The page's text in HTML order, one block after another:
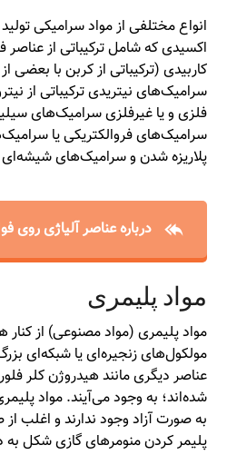
انواع مختلفی از مواد سرامیکی
اکسیدی که شامل ترکیباتی از
کاربیدی (ترکیباتی از کربن با بعضی
سرامیک‌های نیتریدی ترکیباتی از
فلزی و یا غیرفلزی سرامیک‌های
سرامیک‌های فروالکتریکی یا
پلاریزه شدن و سرامیک‌های
درباره عناصر آلیاژی روی
مواد پلیمری
مواد پلیمری (مواد مصنوعی) از کنار
مولکول‌های زنجیره‌ای یا شبکه‌ای
عناصر دیگری مانند هیدروژن کلر
شده‌اند؛ به وجود می‌آیند. مواد
به صورت آزاد وجود ندارند و اغلب
پلیمر کردن منومرهای گازی شکل